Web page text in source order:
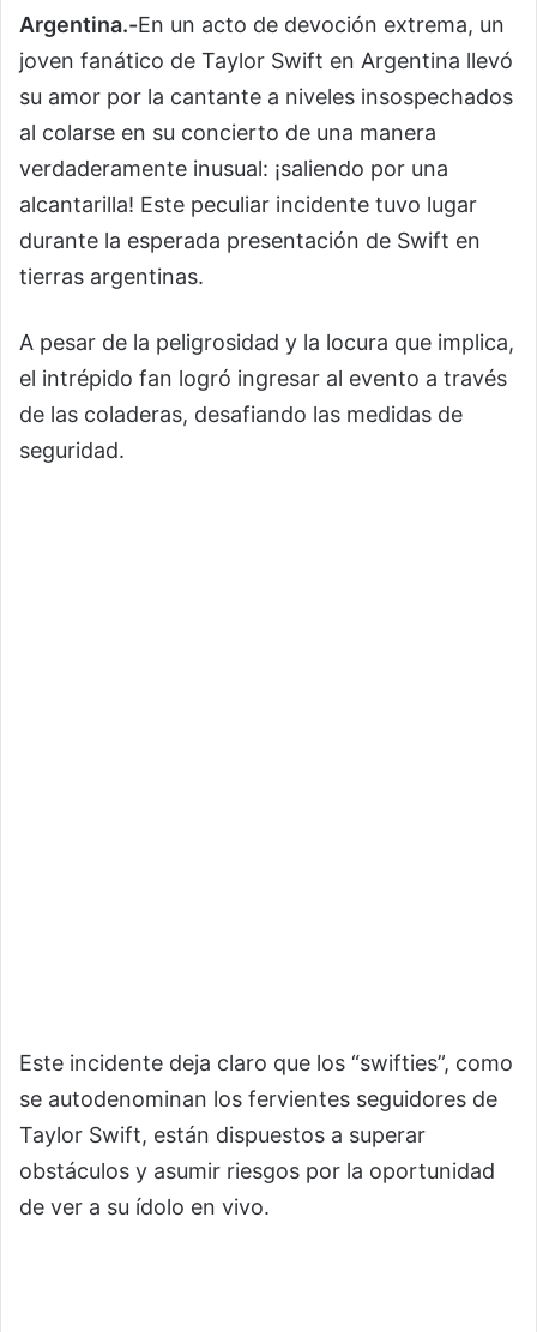
Argentina.-En un acto de devoción extrema, un
joven fanático de Taylor Swift en Argentina llevó
su amor por la cantante a niveles insospechados
al colarse en su concierto de una manera
verdaderamente inusual: ¡saliendo por una
alcantarilla! Este peculiar incidente tuvo lugar
durante la esperada presentación de Swift en
tierras argentinas.
A pesar de la peligrosidad y la locura que implica,
el intrépido fan logró ingresar al evento a través
de las coladeras, desafiando las medidas de
seguridad.
Este incidente deja claro que los “swifties”, como
se autodenominan los fervientes seguidores de
Taylor Swift, están dispuestos a superar
obstáculos y asumir riesgos por la oportunidad
de ver a su ídolo en vivo.